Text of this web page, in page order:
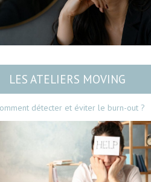
LES ATELIERS MOVING
détecter et éviter le burn-out ?